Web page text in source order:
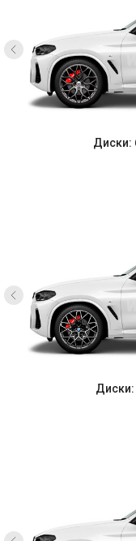
Диски:
Диски: